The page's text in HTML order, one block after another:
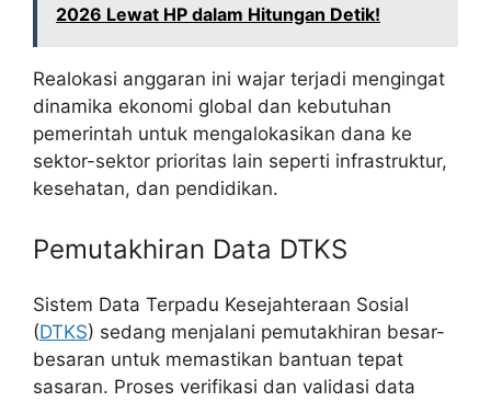
2026 Lewat HP dalam Hitungan Detik!
Realokasi anggaran ini wajar terjadi mengingat
dinamika ekonomi global dan kebutuhan
pemerintah untuk mengalokasikan dana ke
sektor-sektor prioritas lain seperti infrastruktur,
kesehatan, dan pendidikan.
Pemutakhiran Data DTKS
Sistem Data Terpadu Kesejahteraan Sosial
(DTKS) sedang menjalani pemutakhiran besar-
besaran untuk memastikan bantuan tepat
sasaran. Proses verifikasi dan validasi data